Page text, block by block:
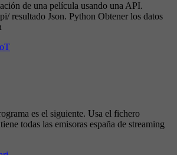
de una película usando una API.
resultado Json. Python Obtener los datos
es el siguiente. Usa el fichero
todas las emisoras españa de streaming